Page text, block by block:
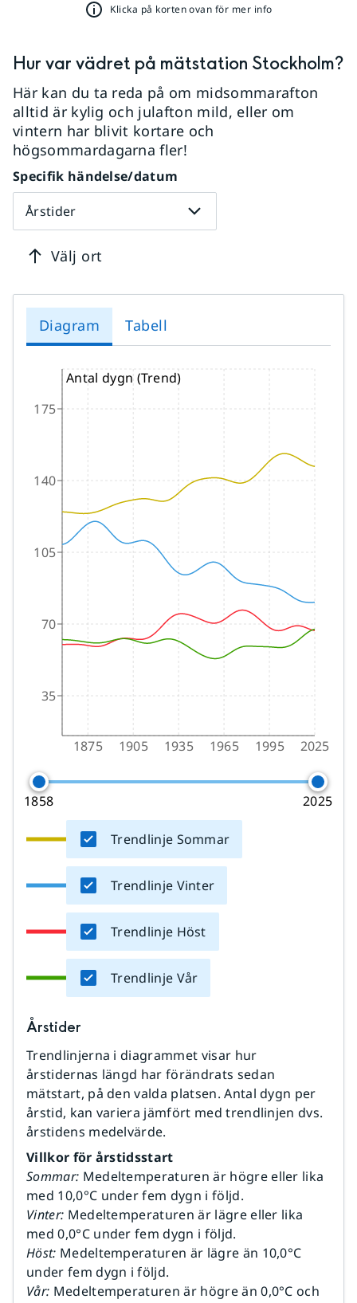
Klicka på korten ovan för mer info
Hur var vädret på mätstation Stockholm?
Här kan du ta reda på om midsommarafton
alltid är kylig och julafton mild, eller om
vintern har blivit kortare och
högsommardagarna fler!
Specifik händelse/datum
Årstider
Välj ort
Diagram Tabell
1875 1905 1935 1965 1995 2025
35
70
105
140
175
Antal dygn (Trend)
1858 2025
Trendlinje Sommar
Trendlinje Vinter
Trendlinje Höst
Trendlinje Vår
Årstider
Trendlinjerna i diagrammet visar hur
årstidernas längd har förändrats sedan
mätstart, på den valda platsen. Antal dygn per
årstid, kan variera jämfört med trendlinjen dvs.
årstidens medelvärde.
Villkor för årstidsstart
Sommar: Medeltemperaturen är högre eller lika
med 10,0°C under fem dygn i följd.
Vinter: Medeltemperaturen är lägre eller lika
med 0,0°C under fem dygn i följd.
Höst: Medeltemperaturen är lägre än 10,0°C
under fem dygn i följd.
Vår: Medeltemperaturen är högre än 0,0°C och